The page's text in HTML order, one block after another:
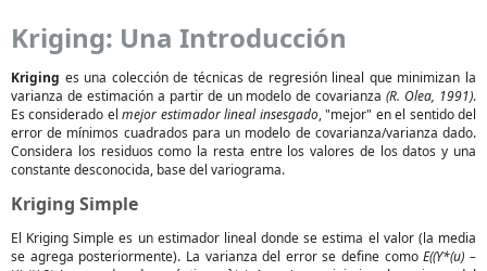
Kriging: Una Introducción
Kriging es una colección de técnicas de regresión lineal que minimizan la
varianza de estimación a partir de un modelo de covarianza(R. Olea, 1991).
Es considerado elmejor estimador lineal insesgado, "mejor" en el sentido del
error de mínimos cuadrados para un modelo de covarianza/varianza dado.
Considera los residuos como la resta entre los valores de los datos y una
constante desconocida, base del variograma.
Kriging Simple
El Kriging Simple es un estimador lineal donde se estima el valor (la media
se agrega posteriormente). La varianza del error se define comoE((Y*(u) –